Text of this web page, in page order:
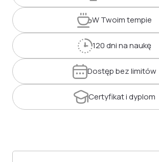
W Twoimtempie
120 dnina naukę
Dostępbez limitów
Certyfikati dyplom